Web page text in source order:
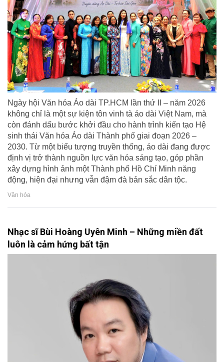
Ngày hội Văn hóa Áo dài TP.HCM lần thứ II – năm 2026
không chỉ là một sự kiện tôn vinh tà áo dài Việt Nam, mà
còn đánh dấu bước khởi đầu cho hành trình kiến tạo Hệ
sinh thái Văn hóa Áo dài Thành phố giai đoạn 2026 –
2030. Từ một biểu tượng truyền thống, áo dài đang được
định vị trở thành nguồn lực văn hóa sáng tạo, góp phần
xây dựng hình ảnh một Thành phố Hồ Chí Minh năng
động, hiện đại nhưng vẫn đậm đà bản sắc dân tộc.
Văn hóa
Nhạc sĩ Bùi Hoàng Uyên Minh – Những miền đất
luôn là cảm hứng bất tận